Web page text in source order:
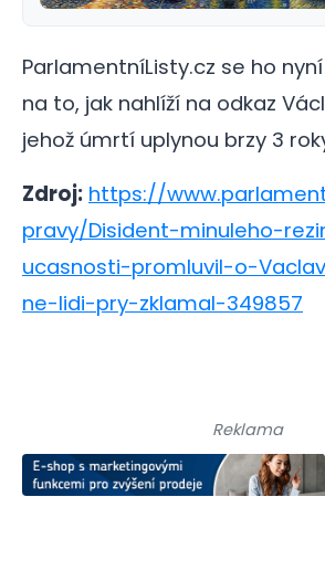
ParlamentníListy.cz se ho
na to, jak nahlíží na odkaz
jehož úmrtí uplynou brzy 3
Zdroj: https://
pravy/Disident-minuleho-
ucasnosti-promluvil-o-
ne-lidi-pry-zklamal-349857
Reklama